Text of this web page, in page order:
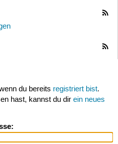
du bereits registriert bist.
hast, kannst du dir ein neues